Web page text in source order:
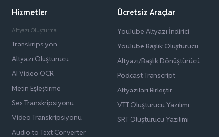
Hizmetler
Altyazı Oluşturma
Transkripsiyon
Altyazı Oluşturucu
AI Video OCR
Metin Eşleştirme
Ses Transkripsiyonu
Video Transkripsiyonu
Audio to Text Converter
Ücretsiz Araçlar
YouTube Altyazı İndirici
YouTube Başlık Oluşturucu
Altyazı/Başlık Dönüştürücü
Podcast Transcript
Altyazıları Birleştir
VTT Oluşturucu Yazılımı
SRT Oluşturucu Yazılımı